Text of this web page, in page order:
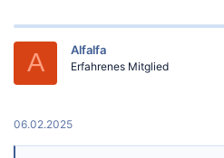
k
o
:
A Alfalfa
Erfahrenes Mitglied
06.02.2025